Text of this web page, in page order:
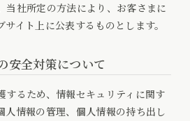
当社所定の方法により、お客さまに
イト上に公表するものとします。
安全対策について
するため、情報セキュリティに関す
人情報の管理、個人情報の持ち出し